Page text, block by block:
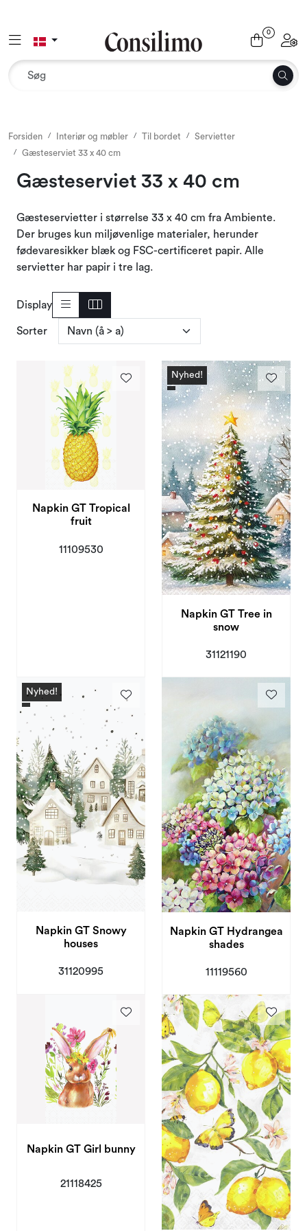
Toggle navigation
0
Forsiden Interiør og møbler Til bordet
Servietter
Gæsteserviet 33 x 40 cm
Gæsteserviet 33 x 40 cm
Gæsteservietter i størrelse 33 x 40 cm fra Ambiente.
Der bruges kun miljøvenlige materialer, herunder
fødevaresikker blæk og FSC-certificeret papir. Alle
servietter har papir i tre lag.
Display
Sorter
Napkin GT Tropical
fruit
11109530
Nyhed!
Napkin GT Tree in
snow
31121190
Nyhed!
Napkin GT Snowy
houses
31120995
Napkin GT Hydrangea
shades
11119560
Napkin GT Girl bunny
21118425
Udemiljø
Tilbehør
Tilbud og outlet